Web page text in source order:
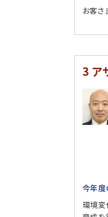
お客さ
3 ア
今年度
環境変